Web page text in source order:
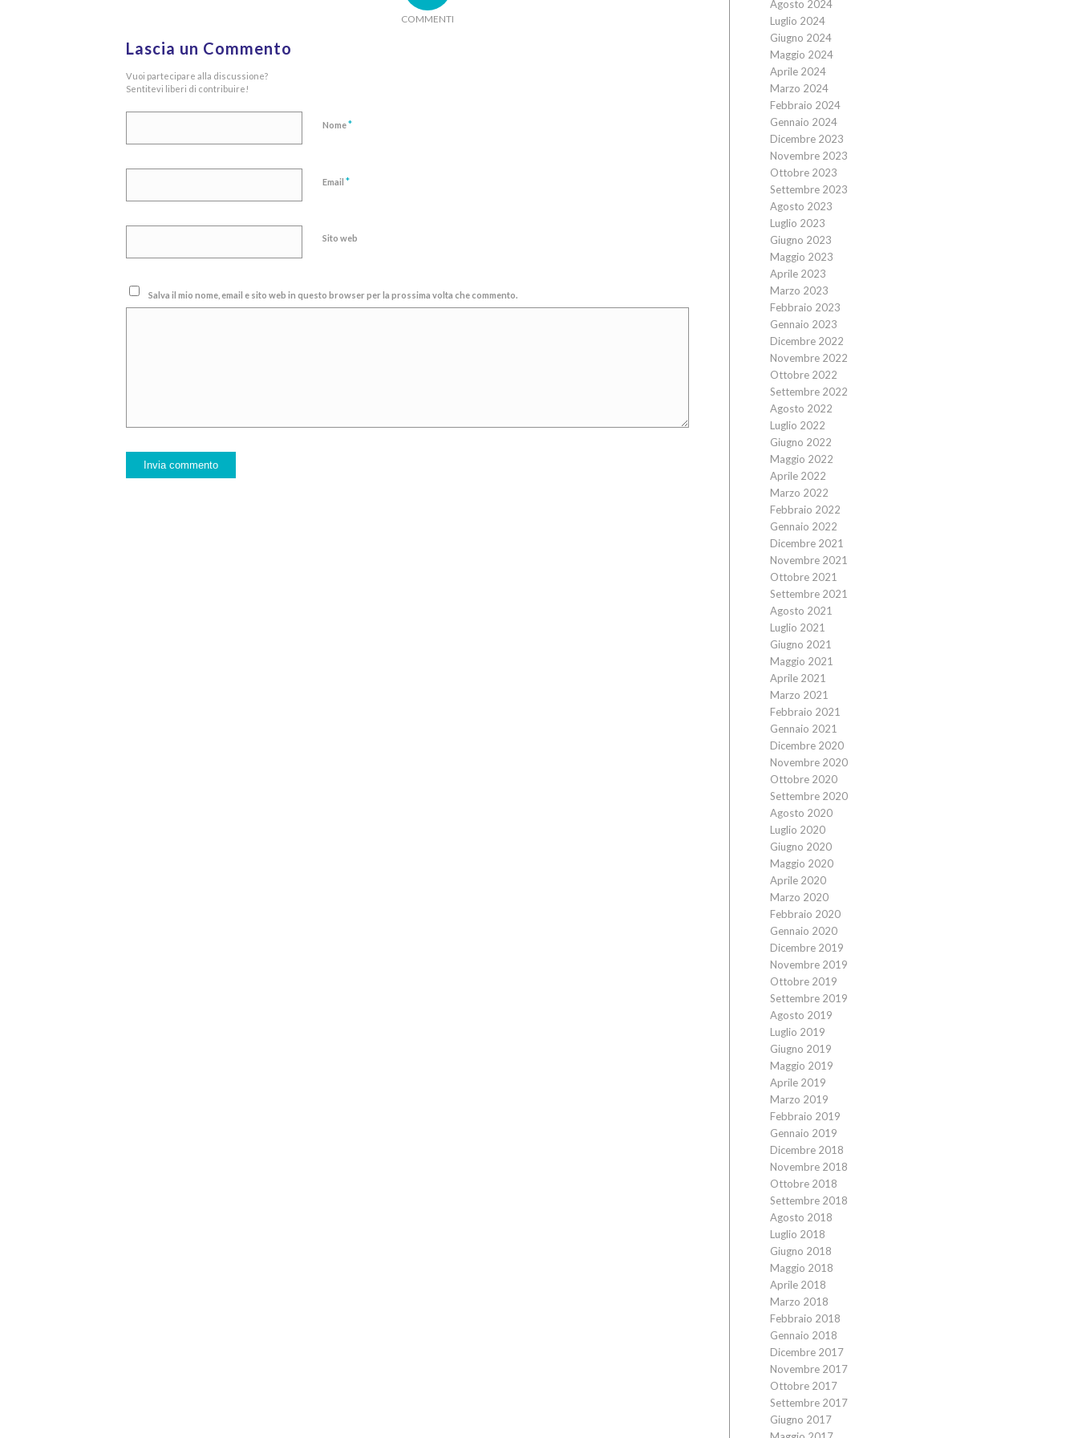
COMMENTI
Lascia un Commento
Vuoi partecipare alla discussione?
Sentitevi liberi di contribuire!
Nome*
Email *
Sito web
Salva il mio nome, email e sito web in questo browser per la prossima volta che commento.
Agosto 2024
Luglio 2024
Giugno 2024
Maggio 2024
Aprile 2024
Marzo 2024
Febbraio 2024
Gennaio 2024
Dicembre 2023
Novembre 2023
Ottobre 2023
Settembre 2023
Agosto 2023
Luglio 2023
Giugno 2023
Maggio 2023
Aprile 2023
Marzo 2023
Febbraio 2023
Gennaio 2023
Dicembre 2022
Novembre 2022
Ottobre 2022
Settembre 2022
Agosto 2022
Luglio 2022
Giugno 2022
Maggio 2022
Aprile 2022
Marzo 2022
Febbraio 2022
Gennaio 2022
Dicembre 2021
Novembre 2021
Ottobre 2021
Settembre 2021
Agosto 2021
Luglio 2021
Giugno 2021
Maggio 2021
Aprile 2021
Marzo 2021
Febbraio 2021
Gennaio 2021
Dicembre 2020
Novembre 2020
Ottobre 2020
Settembre 2020
Agosto 2020
Luglio 2020
Giugno 2020
Maggio 2020
Aprile 2020
Marzo 2020
Febbraio 2020
Gennaio 2020
Dicembre 2019
Novembre 2019
Ottobre 2019
Settembre 2019
Agosto 2019
Luglio 2019
Giugno 2019
Maggio 2019
Aprile 2019
Marzo 2019
Febbraio 2019
Gennaio 2019
Dicembre 2018
Novembre 2018
Ottobre 2018
Settembre 2018
Agosto 2018
Luglio 2018
Giugno 2018
Maggio 2018
Aprile 2018
Marzo 2018
Febbraio 2018
Gennaio 2018
Dicembre 2017
Novembre 2017
Ottobre 2017
Settembre 2017
Giugno 2017